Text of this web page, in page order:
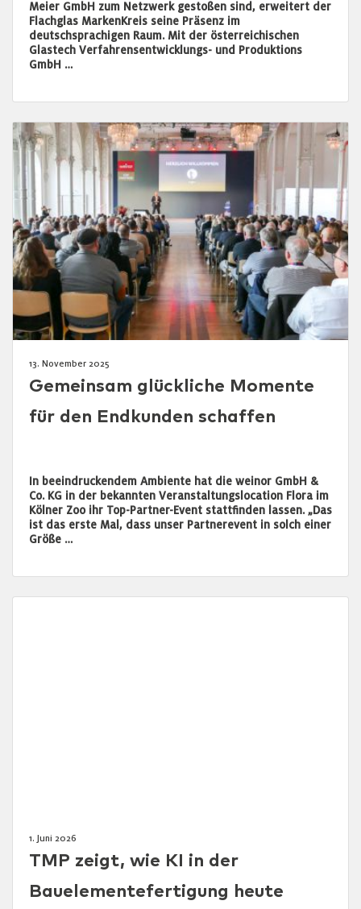
Meier GmbH zum Netzwerk gestoßen sind, erweitert der
Flachglas MarkenKreis seine Präsenz im
deutschsprachigen Raum. Mit der österreichischen
Glastech Verfahrensentwicklungs- und Produktions
GmbH …
13. November 2025
Gemeinsam glückliche Momente
für den Endkunden schaffen
In beeindruckendem Ambiente hat die weinor GmbH &
Co. KG in der bekannten Veranstaltungslocation Flora im
Kölner Zoo ihr Top-Partner-Event stattfinden lassen. „Das
ist das erste Mal, dass unser Partnerevent in solch einer
Größe …
1. Juni 2026
TMP zeigt, wie KI in der
Bauelementefertigung heute